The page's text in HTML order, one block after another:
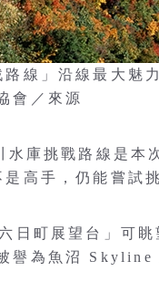
線」沿線最大魅
會／來源
庫挑戰路線是本
高手，仍能嘗試挑
町展望台」可眺
譽為魚沼 Skyline